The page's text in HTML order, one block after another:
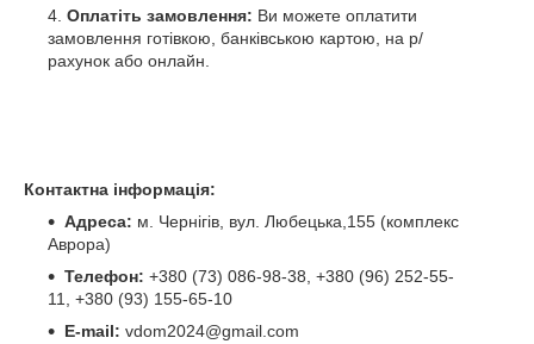
Оплатіть замовлення: Ви можете оплатити
замовлення готівкою, банківською картою, на р/
рахунок або онлайн.
Контактна інформація:
Адреса: м. Чернігів, вул. Любецька,155 (комплекс
Аврора)
Телефон: +380 (73) 086-98-38, +380 (96) 252-55-
11, +380 (93) 155-65-10
E-mail: vdom2024@gmail.com